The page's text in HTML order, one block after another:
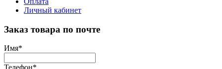
Личный кабинет
Заказ товара по почте
Имя*